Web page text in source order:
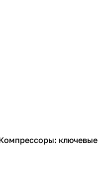
ключевые